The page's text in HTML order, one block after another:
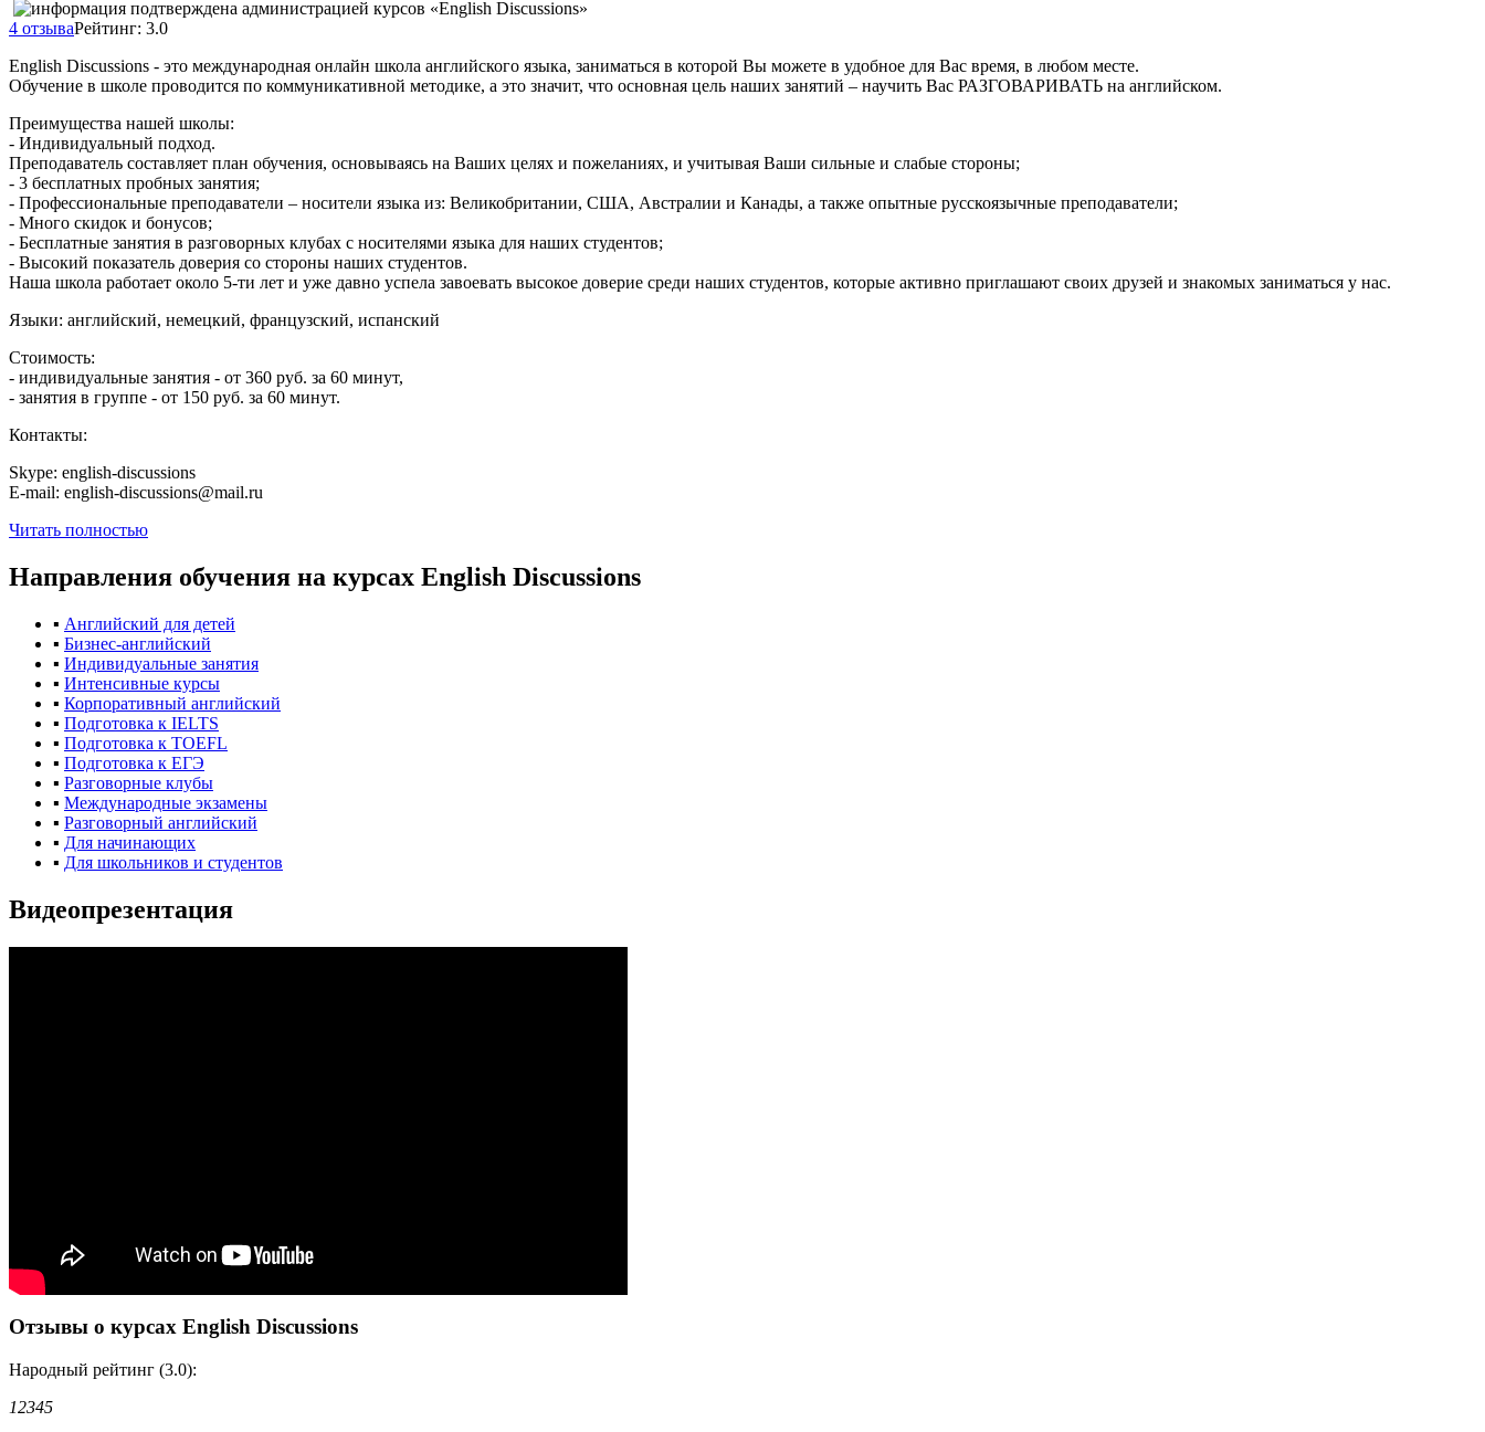
4 отзываРейтинг: 3.0
English Discussions - это международная онлайн школа английского языка, заниматься в которой Вы можете в удобное для Вас время, в любом месте.
Обучение в школе проводится по коммуникативной методике, а это значит, что основная цель наших занятий – научить Вас РАЗГОВАРИВАТЬ на английском.
Преимущества нашей школы:
- Индивидуальный подход.
Преподаватель составляет план обучения, основываясь на Ваших целях и пожеланиях, и учитывая Ваши сильные и слабые стороны;
- 3 бесплатных пробных занятия;
- Профессиональные преподаватели – носители языка из: Великобритании, США, Австралии и Канады, а также опытные русскоязычные преподаватели;
- Много скидок и бонусов;
- Бесплатные занятия в разговорных клубах с носителями языка для наших студентов;
- Высокий показатель доверия со стороны наших студентов.
Наша школа работает около 5-ти лет и уже давно успела завоевать высокое доверие среди наших студентов, которые активно приглашают своих друзей и знакомых заниматься у нас.
Языки: английский, немецкий, французский, испанский
Стоимость:
- индивидуальные занятия - от 360 руб. за 60 минут,
- занятия в группе - от 150 руб. за 60 минут.
Контакты:
Skype: english-discussions
E-mail: english-discussions@mail.ru
Читать полностью
Направления обучения на курсах English Discussions
▪ Английский для детей
▪ Бизнес-английский
▪ Индивидуальные занятия
▪ Интенсивные курсы
▪ Корпоративный английский
▪ Подготовка к IELTS
▪ Подготовка к TOEFL
▪ Подготовка к ЕГЭ
▪ Разговорные клубы
▪ Международные экзамены
▪ Разговорный английский
▪ Для начинающих
▪ Для школьников и студентов
Видеопрезентация
Отзывы о курсах English Discussions
Народный рейтинг (3.0):
12345